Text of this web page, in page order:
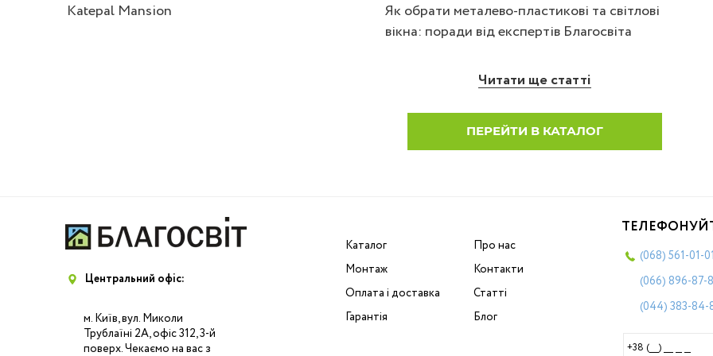
Katepal Mansion
Як обрати металево-пластикові та світлові
вікна: поради від експертів Благосвіта
Читати ще статті
ПЕРЕЙТИ В КАТАЛОГ
Центральний офіс:
м. Київ, вул. Миколи
Трублаїні 2А, офіс 312, 3-й
поверх. Чекаємо на вас з
Каталог
Монтаж
Оплата і доставка
Гарантія
Про нас
Контакти
Статті
Блог
(068) 561-01-01
(066) 896-87-
(044) 383-84-